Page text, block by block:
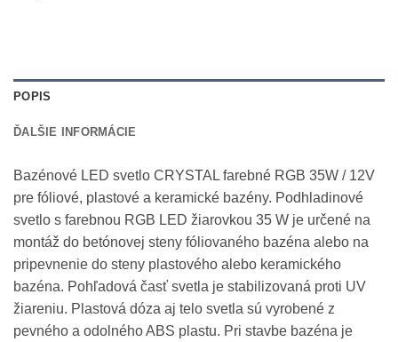
POPIS
ĎALŠIE INFORMÁCIE
Bazénové LED svetlo CRYSTAL farebné RGB 35W / 12V
pre fóliové, plastové a keramické bazény. Podhladinové
svetlo s farebnou RGB LED žiarovkou 35 W je určené na
montáž do betónovej steny fóliovaného bazéna alebo na
pripevnenie do steny plastového alebo keramického
bazéna. Pohľadová časť svetla je stabilizovaná proti UV
žiareniu. Plastová dóza aj telo svetla sú vyrobené z
pevného a odolného ABS plastu. Pri stavbe bazéna je